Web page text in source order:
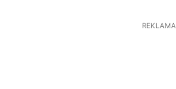
REKLAMA